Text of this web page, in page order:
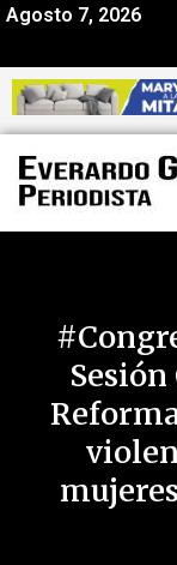
Agosto 7, 2026